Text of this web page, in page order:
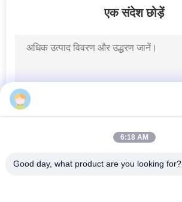
एक संदेश छोड़ें
6:18 AM
Good day, what product are you looking for?